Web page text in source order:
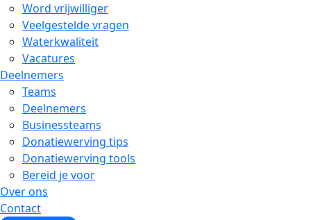
Word vrijwilliger
Veelgestelde vragen
Waterkwaliteit
Vacatures
Deelnemers
Teams
Deelnemers
Businessteams
Donatiewerving tips
Donatiewerving tools
Bereid je voor
Over ons
Contact